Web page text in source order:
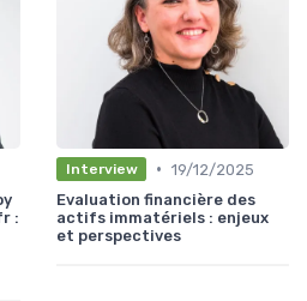
:
Interview • 19/12/2025
Evaluation financière des
actifs immatériels : enjeux
et perspectives